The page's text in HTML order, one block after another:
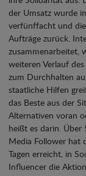
der Umsatz wurde
verfünffacht und
Aufträge zurück.
zusammenarbeitet,
weiteren Verlauf
zum Durchhalten
staatliche Hilfen
das Beste aus der
Alternativen voran
heißt es darin.
Media Follower hat
Tagen erreicht, in
Influencer die